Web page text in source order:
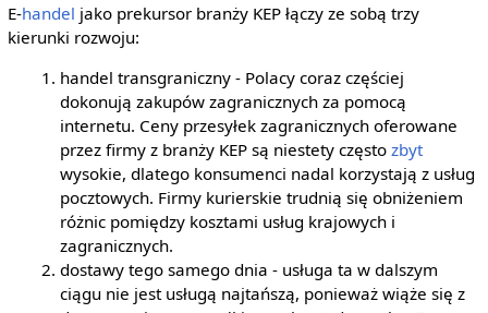
E-handel jako prekursor branży KEP łączy ze sobą trzy
kierunki rozwoju:
handel transgraniczny - Polacy coraz częściej
dokonują zakupów zagranicznych za pomocą
internetu. Ceny przesyłek zagranicznych oferowane
przez firmy z branży KEP są niestety częstozbyt
wysokie, dlatego konsumenci nadal korzystają z usług
pocztowych. Firmy kurierskie trudnią się obniżeniem
różnic pomiędzy kosztami usług krajowych i
zagranicznych.
dostawy tego samego dnia - usługa ta w dalszym
ciągu nie jest usługą najtańszą, ponieważ wiąże się z